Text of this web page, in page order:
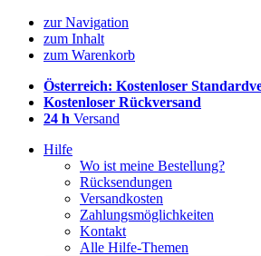
zur Navigation
zum Inhalt
zum Warenkorb
Österreich: Kostenloser
Kostenloser Rückversand
24 h Versand
Hilfe
Wo ist meine Bestellung?
Rücksendungen
Versandkosten
Zahlungsmöglichkeiten
Kontakt
Alle Hilfe-Themen